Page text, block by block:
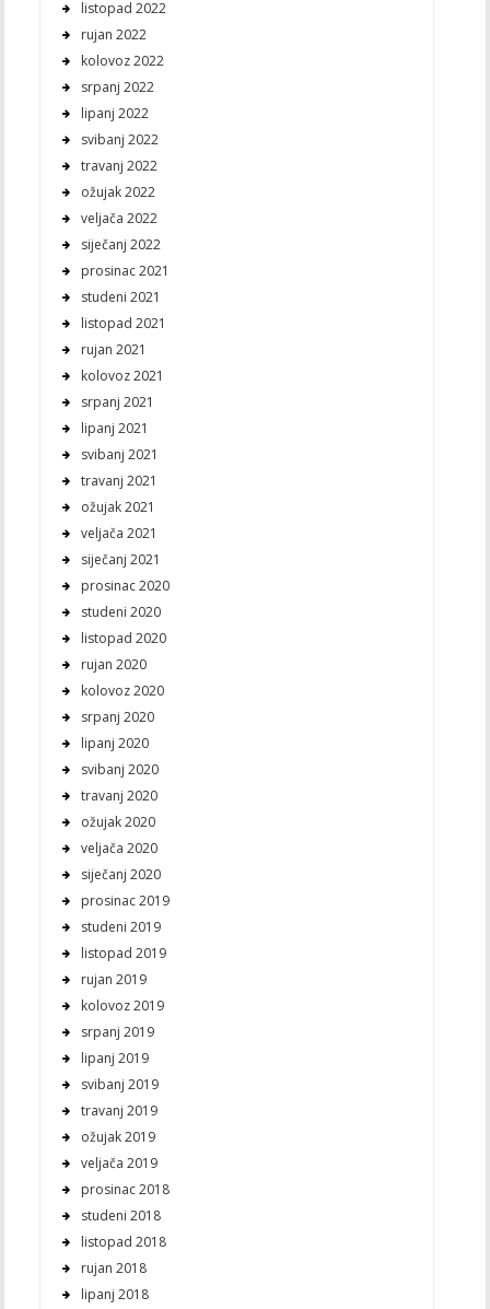
listopad 2022
rujan 2022
kolovoz 2022
srpanj 2022
lipanj 2022
svibanj 2022
travanj 2022
ožujak 2022
veljača 2022
siječanj 2022
prosinac 2021
studeni 2021
listopad 2021
rujan 2021
kolovoz 2021
srpanj 2021
lipanj 2021
svibanj 2021
travanj 2021
ožujak 2021
veljača 2021
siječanj 2021
prosinac 2020
studeni 2020
listopad 2020
rujan 2020
kolovoz 2020
srpanj 2020
lipanj 2020
svibanj 2020
travanj 2020
ožujak 2020
veljača 2020
siječanj 2020
prosinac 2019
studeni 2019
listopad 2019
rujan 2019
kolovoz 2019
srpanj 2019
lipanj 2019
svibanj 2019
travanj 2019
ožujak 2019
veljača 2019
prosinac 2018
studeni 2018
listopad 2018
rujan 2018
lipanj 2018